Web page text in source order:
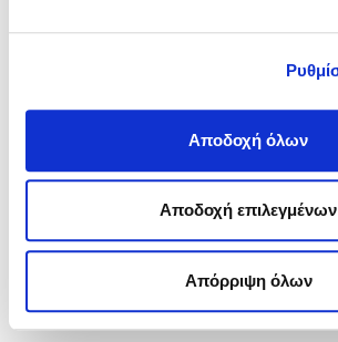
Αποδοχή όλων
Αποδοχή επιλεγμένων
Απόρριψη όλων